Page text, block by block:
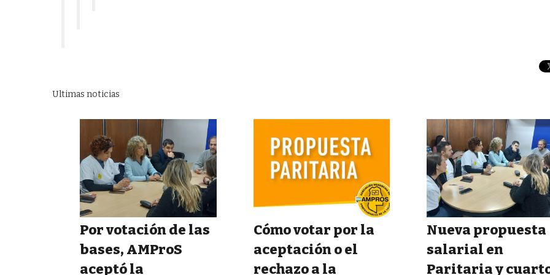
Ultimas noticias
Por votación de las
bases, AMProS
aceptó la
Cómo votar por la
aceptación o el
rechazo a la
Nueva propuesta
salarial en
Paritaria y